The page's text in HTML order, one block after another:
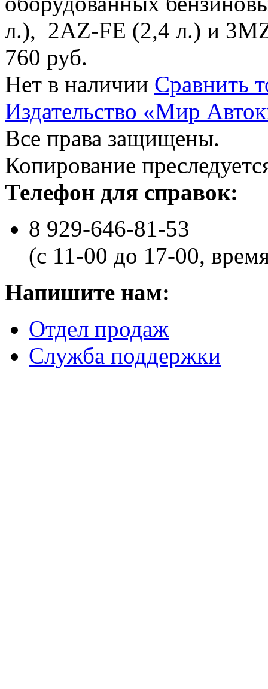
л.), 2AZ-FE (2,4 л.) и
760 руб.
Нет в наличии Сравнить
Издательство «Мир
Все права защищены.
Копирование
Телефон для справок:
8 929-646-81-53
(с 11-00 до 17-00,
Напишите нам:
Отдел продаж
Служба поддержки